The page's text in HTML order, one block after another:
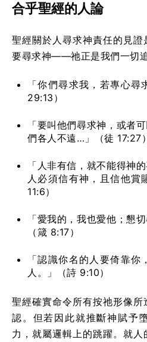
合乎聖經的人論
聖經關於人尋求神責任的見
要尋求神——祂正是我們一切
「你們尋求我，若專心
29:13）
「要叫他們尋求神，或者
們各人不遠…」（徒 17:27）
「人非有信，就不能得神
人必須信有神，且信他賞
11:6）
「愛我的，我也愛他；懇
（箴 8:17）
「認識你名的人要倚靠
人。」（詩 9:10）
聖經確實命令所有按祂形像
認。但若因此就推斷神賦予
力，就屬邏輯上的跳躍。就